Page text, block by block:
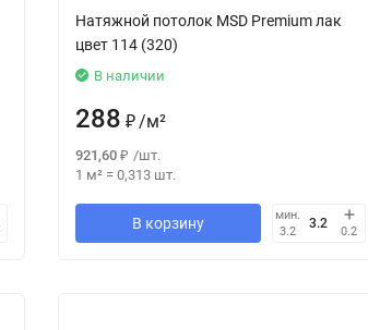
Натяжной потолок MSD Premium лак
цвет 114 (320)
В наличии
288 ₽/м²
921,60 ₽ /шт.
1 м²= 0,313 шт.
В корзину
мин.
3.2
0.2